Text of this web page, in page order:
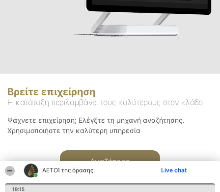
ΑΕΤΟΊ της όρασης Live chat
19:15
Βρείτε επιχείρηση
Η κατάταξη περιλαμβάνει τους καλύτερους στον κλάδο
Ψάχνετε επιχείρηση; Ελέγξτε τη μηχανή αναζήτησης.
Χρησιμοποιήστε την καλύτερη υπηρεσία
Αναζήτηση